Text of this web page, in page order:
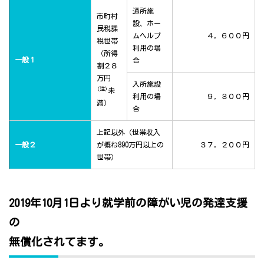
一般１
市町村
民税課
税世帯
（所得
割２８
万円
(注) 未
満）
通所施
設、ホー
ムヘルプ
利用の場
合
４，６００円
入所施設
利用の場
合
９，３００円
一般２
上記以外（世帯収入
が概ね890万円以上の
世帯）
３７，２００円
2019年10月1日より就学前の障がい児の発達支援
の
無償化されてます。